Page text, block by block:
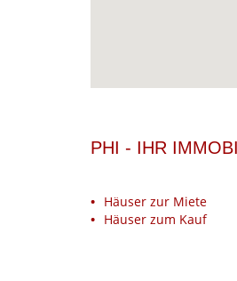
PHI - IHR
Häuser zur Miete
Häuser zum Kauf